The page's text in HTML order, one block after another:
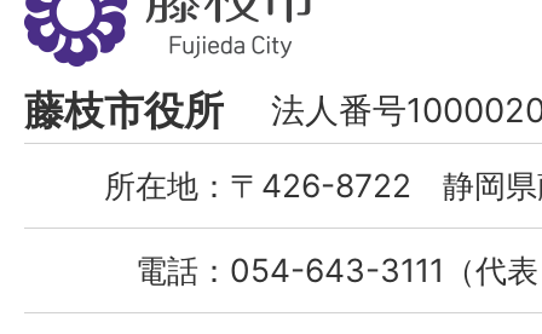
枝
市
Fujieda
City
藤枝市役所 法人番号
所在地： 〒426-8722 静岡県
電話： 054-643-3111（代